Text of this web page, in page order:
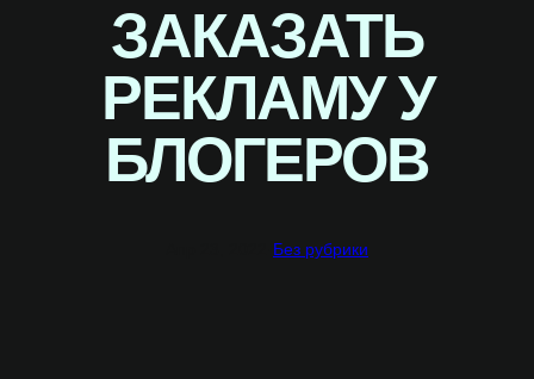
ЗАКАЗАТЬ
РЕКЛАМУ У
БЛОГЕРОВ
Без рубрики